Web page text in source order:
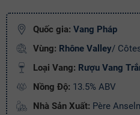
Quốc gia: Vang Pháp
Vùng: Rhône Valley/
Loại Vang: Rượu Vang
Nồng Độ: 13.5% ABV
Nhà Sản Xuất: Père
Điều kiện: